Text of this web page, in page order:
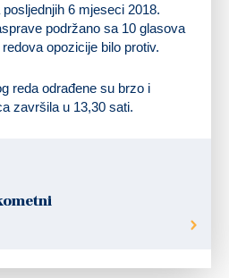
6 mjeseci 2018.
podržano sa 10 glasova
opozicije bilo protiv.
reda odrađene su brzo i
završila u 13,30 sati.